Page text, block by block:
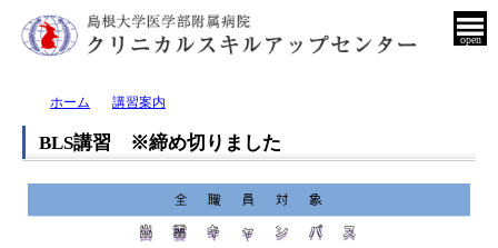
open
ホーム 講習案内
BLS講習 ※締め切りました